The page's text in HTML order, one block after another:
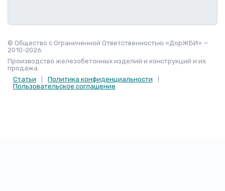
© Общество с Ограниченной Ответственностью «ДорЖБИ» —
2010-2026
Производство железобетонных изделий и конструкций и их
продажа.
Статьи
Политика конфиденциальности
Пользовательское соглашение